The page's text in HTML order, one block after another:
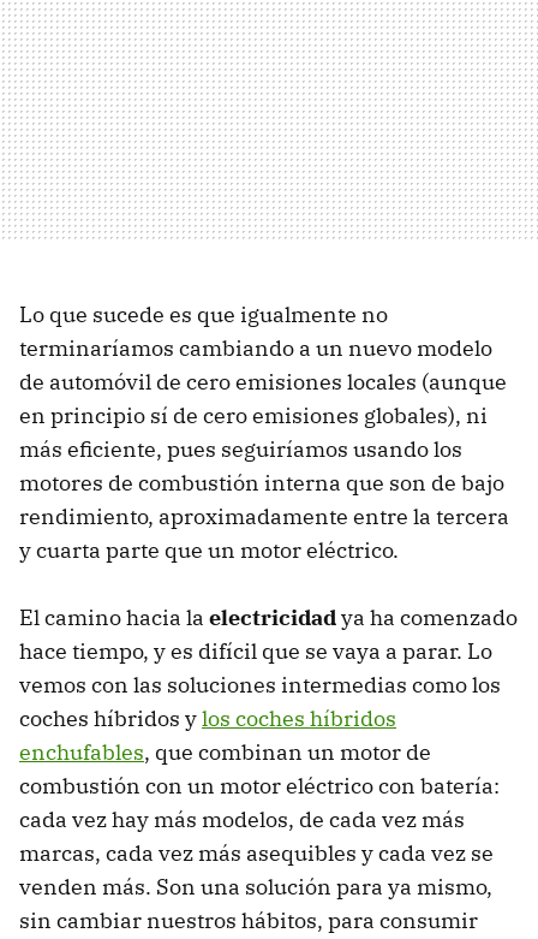
Lo que sucede es que igualmente no
terminaríamos cambiando a un nuevo modelo
de automóvil de cero emisiones locales (aunque
en principio sí de cero emisiones globales), ni
más eficiente, pues seguiríamos usando los
motores de combustión interna que son de bajo
rendimiento, aproximadamente entre la tercera
y cuarta parte que un motor eléctrico.
El camino hacia la electricidadya ha comenzado
hace tiempo, y es difícil que se vaya a parar. Lo
vemos con las soluciones intermedias como los
coches híbridos ylos coches híbridos
enchufables, que combinan un motor de
combustión con un motor eléctrico con batería:
cada vez hay más modelos, de cada vez más
marcas, cada vez más asequibles y cada vez se
venden más. Son una solución para ya mismo,
sin cambiar nuestros hábitos, para consumir